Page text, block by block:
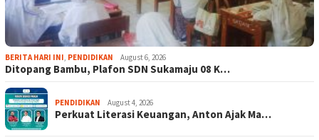
BERITA HARI INI, PENDIDIKAN August 6, 2026
Ditopang Bambu, Plafon SDN Sukamaju 08 K…
PENDIDIKAN August 4, 2026
Perkuat Literasi Keuangan, Anton Ajak Ma…